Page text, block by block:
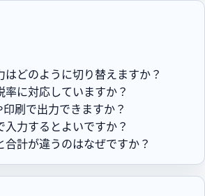
どのように切り替えますか？
に対応していますか？
刷で出力できますか？
入力するとよいですか？
計が違うのはなぜですか？